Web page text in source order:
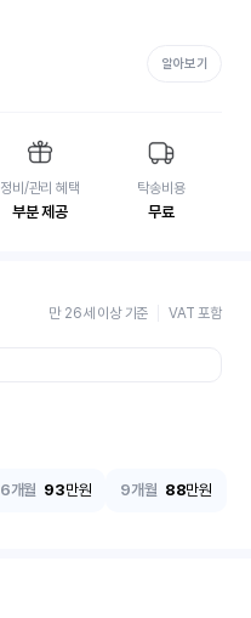
알아보기
정비/관리 혜택
부분 제공
탁송비용
무료
만 26세 이상 기준 VAT 포함
6개월 93만원 9개월 88만원